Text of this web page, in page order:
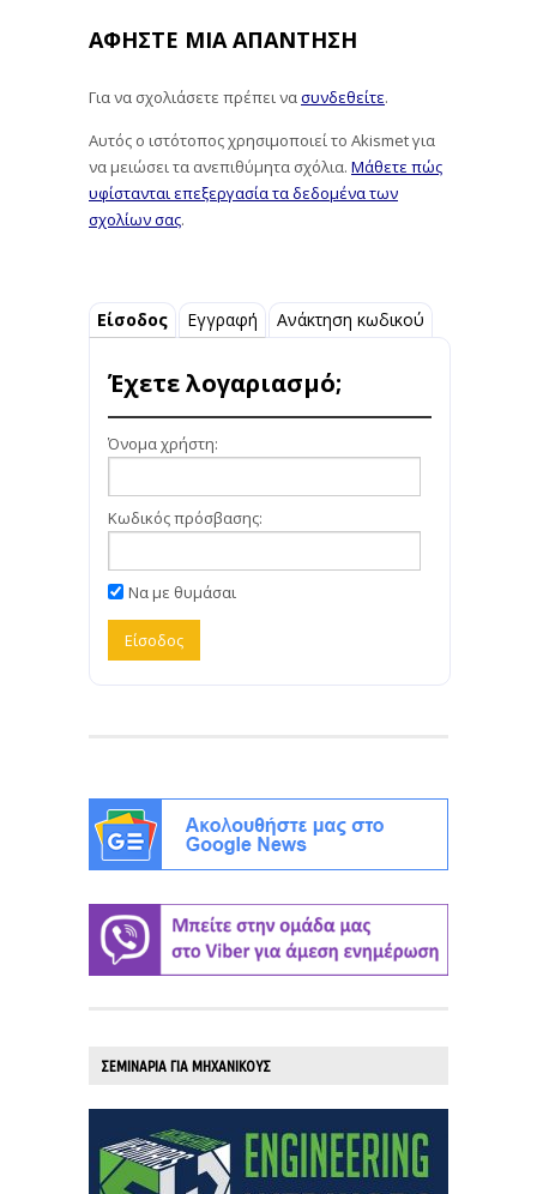
ΑΦΉΣΤΕ ΜΙΑ ΑΠΆΝΤΗΣΗ
Για να σχολιάσετε πρέπει νασυνδεθείτε.
Αυτός ο ιστότοπος χρησιμοποιεί το Akismet για
να μειώσει τα ανεπιθύμητα σχόλια. Μάθετε πώς
υφίστανται επεξεργασία τα δεδομένα των
σχολίων σας.
Είσοδος Εγγραφή Ανάκτηση κωδικού
Έχετε λογαριασμό;
Όνομα χρήστη:
Κωδικός πρόσβασης:
Να με θυμάσαι
ΣΕΜΙΝΑΡΙΑ ΓΙΑ ΜΗΧΑΝΙΚΟΥΣ